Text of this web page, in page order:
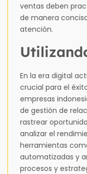
ventas deben
de manera
atención.
En la era digital
crucial para el
empresas
de gestión de
rastrear
analizar el
herramientas
automatizadas y
procesos y